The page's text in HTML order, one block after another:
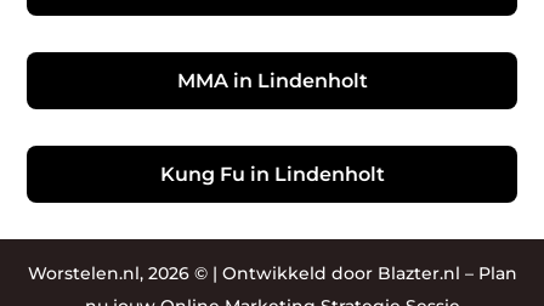
MMA in Lindenholt
Kung Fu in Lindenholt
Worstelen.nl, 2026 © | Ontwikkeld door Blazter.nl – Plan